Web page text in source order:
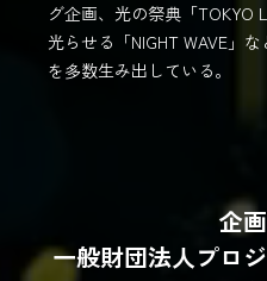
グ企画、光の祭典「TOKYO
光らせる「NIGHT WAVE」
を多数生み出している。
企
一般財団法人プロ